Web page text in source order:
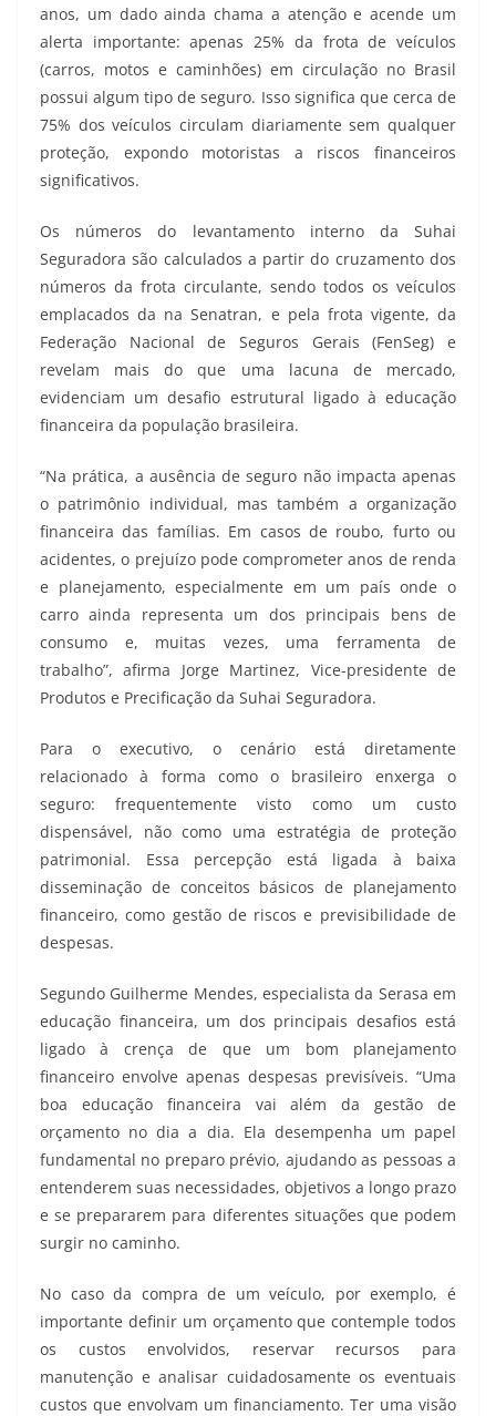
anos, um dado ainda chama a atenção e acende um
alerta importante: apenas 25% da frota de veículos
(carros, motos e caminhões) em circulação no Brasil
possui algum tipo de seguro. Isso significa que cerca de
75% dos veículos circulam diariamente sem qualquer
proteção, expondo motoristas a riscos financeiros
significativos.
Os números do levantamento interno da Suhai
Seguradora são calculados a partir do cruzamento dos
números da frota circulante, sendo todos os veículos
emplacados da na Senatran, e pela frota vigente, da
Federação Nacional de Seguros Gerais (FenSeg) e
revelam mais do que uma lacuna de mercado,
evidenciam um desafio estrutural ligado à educação
financeira da população brasileira.
“Na prática, a ausência de seguro não impacta apenas
o patrimônio individual, mas também a organização
financeira das famílias. Em casos de roubo, furto ou
acidentes, o prejuízo pode comprometer anos de renda
e planejamento, especialmente em um país onde o
carro ainda representa um dos principais bens de
consumo e, muitas vezes, uma ferramenta de
trabalho”, afirma Jorge Martinez, Vice-presidente de
Produtos e Precificação da Suhai Seguradora.
Para o executivo, o cenário está diretamente
relacionado à forma como o brasileiro enxerga o
seguro: frequentemente visto como um custo
dispensável, não como uma estratégia de proteção
patrimonial. Essa percepção está ligada à baixa
disseminação de conceitos básicos de planejamento
financeiro, como gestão de riscos e previsibilidade de
despesas.
Segundo Guilherme Mendes, especialista da Serasa em
educação financeira, um dos principais desafios está
ligado à crença de que um bom planejamento
financeiro envolve apenas despesas previsíveis. “Uma
boa educação financeira vai além da gestão de
orçamento no dia a dia. Ela desempenha um papel
fundamental no preparo prévio, ajudando as pessoas a
entenderem suas necessidades, objetivos a longo prazo
e se prepararem para diferentes situações que podem
surgir no caminho.
No caso da compra de um veículo, por exemplo, é
importante definir um orçamento que contemple todos
os custos envolvidos, reservar recursos para
manutenção e analisar cuidadosamente os eventuais
custos que envolvam um financiamento. Ter uma visão